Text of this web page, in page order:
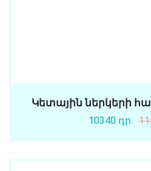
Կետային ներկերի
10340 դր.